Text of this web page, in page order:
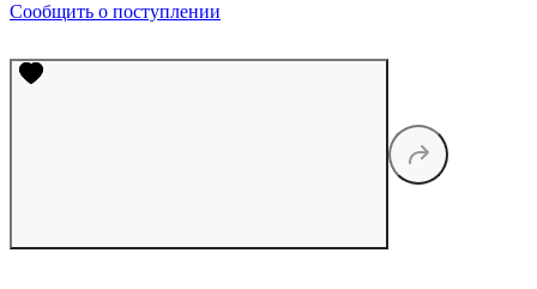
Сообщить о поступлении